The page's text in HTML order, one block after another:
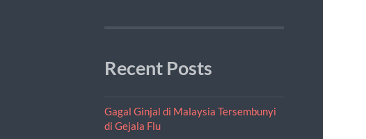
Recent Posts
Gagal Ginjal di Malaysia Tersembunyi
di Gejala Flu